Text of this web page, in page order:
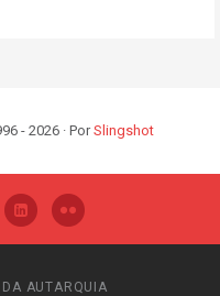
- 2026 · PorSlingshot
AUTARQUIA